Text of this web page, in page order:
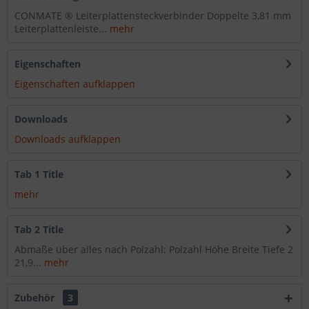
CONMATE ® Leiterplattensteckverbinder Doppelte 3,81 mm
Leiterplattenleiste... mehr
Eigenschaften
Eigenschaften aufklappen
Downloads
Downloads aufklappen
Tab 1 Title
mehr
Tab 2 Title
Abmaße über alles nach Polzahl: Polzahl Höhe Breite Tiefe 2
21,9... mehr
Zubehör 3